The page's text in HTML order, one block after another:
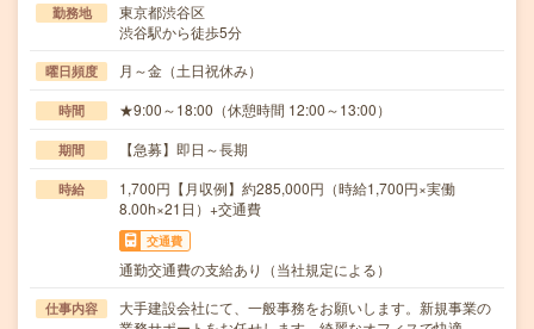
勤務地
東京都渋谷区
渋谷駅から徒歩5分
曜日頻度 月～金（土日祝休み）
時間 ★9:00～18:00（休憩時間 12:00～13:00）
期間 【急募】即日～長期
時給
1,700円【月収例】約285,000円（時給1,700円×実働
8.00h×21日）+交通費
交通費
通勤交通費の支給あり（当社規定による）
仕事内容
大手建設会社にて、一般事務をお願いします。新規事業の